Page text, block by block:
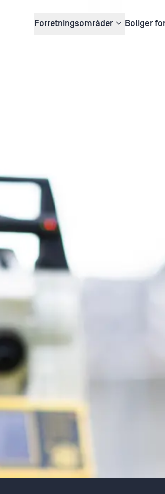
Forretningsområder
Boliger